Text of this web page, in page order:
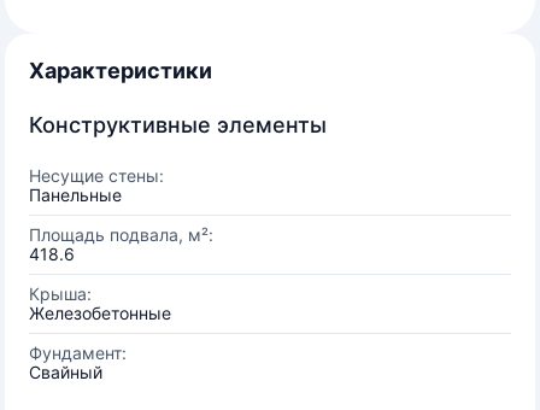
Характеристики
Конструктивные элементы
Несущие стены:
Панельные
Площадь подвала, м²:
418.6
Крыша:
Железобетонные
Фундамент:
Свайный